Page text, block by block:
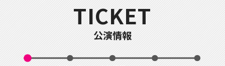
TICKET
公演情報